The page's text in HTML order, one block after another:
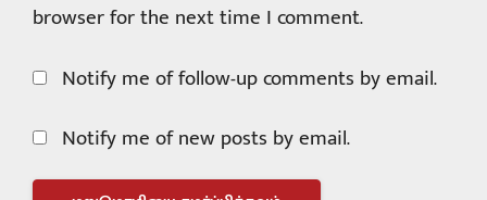
browser for the next time I comment.
Notify me of follow-up comments by email.
Notify me of new posts by email.